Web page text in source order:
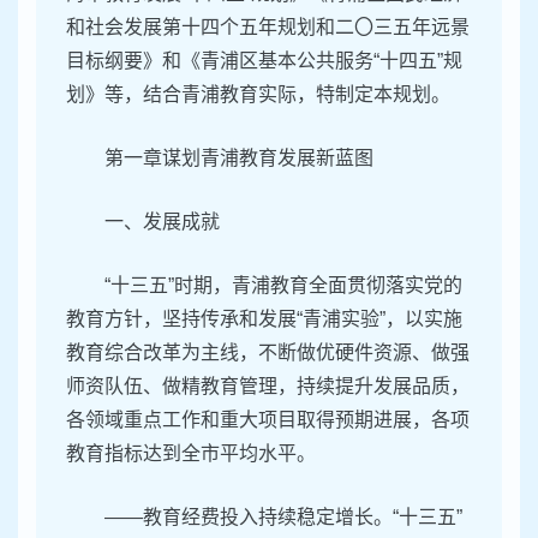
和社会发展第十四个五年规划和二〇三五年远景
目标纲要》和《青浦区基本公共服务“十四五”规
划》等，结合青浦教育实际，特制定本规划。
第一章谋划青浦教育发展新蓝图
一、发展成就
“十三五”时期，青浦教育全面贯彻落实党的
教育方针，坚持传承和发展“青浦实验”，以实施
教育综合改革为主线，不断做优硬件资源、做强
师资队伍、做精教育管理，持续提升发展品质，
各领域重点工作和重大项目取得预期进展，各项
教育指标达到全市平均水平。
——教育经费投入持续稳定增长。“十三五”